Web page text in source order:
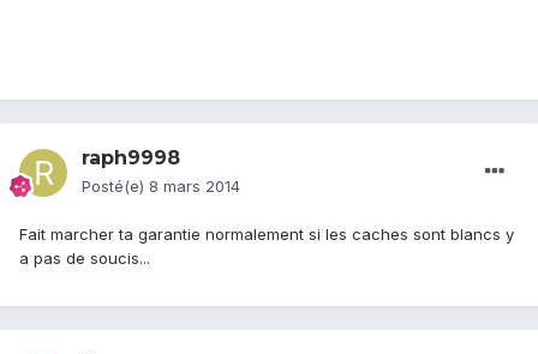
raph9998
Posté(e) 8 mars 2014
Fait marcher ta garantie normalement si les caches sont blancs y
a pas de soucis...